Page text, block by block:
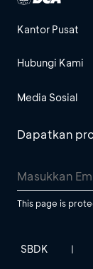
Kantor Pusat
Hubungi Kami
Media Sosial
Dapatkan
This page is
SBDK |